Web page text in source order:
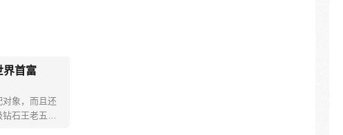
界首富
象，而且还
石王老五夜